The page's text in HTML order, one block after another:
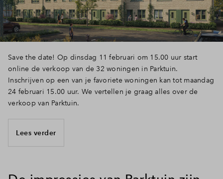
Save the date! Op dinsdag 11 februari om 15.00 uur start
online de verkoop van de 32 woningen in Parktuin.
Inschrijven op een van je favoriete woningen kan tot maandag
24 februari 15.00 uur. We vertellen je graag alles over de
verkoop van Parktuin.
Lees verder